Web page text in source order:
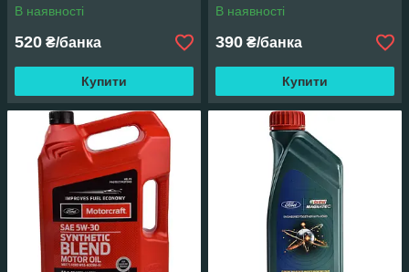
В наявності
520 ₴/банка
Купити
В наявності
390 ₴/банка
Купити